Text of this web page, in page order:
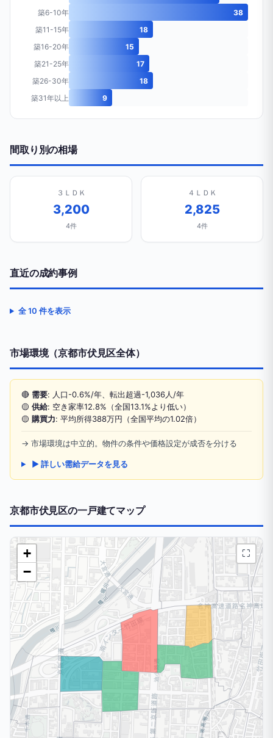
築6-10年
38
築11-15年
18
築16-20年
15
築21-25年
17
築26-30年
18
築31年以上
9
間取り別の相場
３ＬＤＫ
3,200
4件
４ＬＤＫ
2,825
4件
直近の成約事例
全 10 件を表示
市場環境（京都市伏見区全体）
🔴 需要: 人口-0.6%/年、転出超過-1,036人/年
🟡 供給: 空き家率12.8%（全国13.1%より低い）
🟡 購買力: 平均所得388万円（全国平均の1.02倍）
→ 市場環境は中立的。物件の条件や価格設定が成否を分ける
▶ 詳しい需給データを見る
京都市伏見区の一戸建てマップ
+
−
⛶